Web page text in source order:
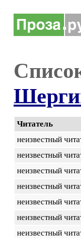
Читатель
неизвестный
неизвестный
неизвестный
неизвестный
неизвестный
неизвестный
неизвестный